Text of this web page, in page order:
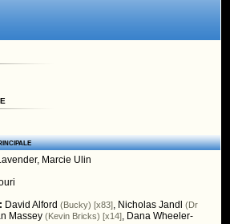
, Marcie Ulin
David Alford (Bucky) [x83], Nicholas Jandl
(Dr
Massey (Kevin Bricks) [x14], Dana Wheeler-